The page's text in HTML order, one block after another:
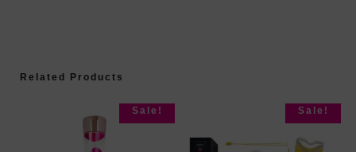
Related Products
Sale! Sale!